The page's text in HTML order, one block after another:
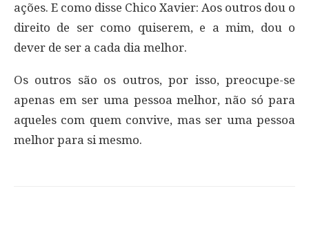
ações. E como disse Chico Xavier: Aos outros dou o
direito de ser como quiserem, e a mim, dou o
dever de ser a cada dia melhor.
Os outros são os outros, por isso, preocupe-se
apenas em ser uma pessoa melhor, não só para
aqueles com quem convive, mas ser uma pessoa
melhor para si mesmo.